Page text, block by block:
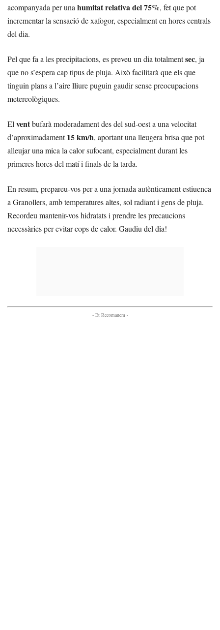
acompanyada per unahumitat relativa del 75%, fet que pot
incrementar la sensació de xafogor, especialment en hores centrals
del dia.
Pel que fa a les precipitacions, es preveu un dia totalmentsec, ja
que no s’espera cap tipus de pluja. Això facilitarà que els que
tinguin plans a l’aire lliure puguin gaudir sense preocupacions
metereològiques.
Elventbufarà moderadament des del sud-oest a una velocitat
d’aproximadament15 km/h, aportant una lleugera brisa que pot
alleujar una mica la calor sufocant, especialment durant les
primeres hores del matí i finals de la tarda.
En resum, prepareu-vos per a una jornada autènticament estiuenca
a Granollers, amb temperatures altes, sol radiant i gens de pluja.
Recordeu mantenir-vos hidratats i prendre les precaucions
necessàries per evitar cops de calor. Gaudiu del dia!
- Et Recomanem -